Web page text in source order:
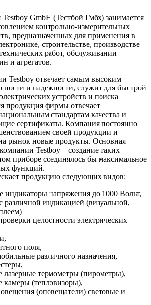
GmbH (Тестбой Гмбх) занимается
контрольно-измерительных
предназначенных для применения в
строительстве, производстве
работ, обслуживании
и агрегатов.
Testboy отвечает самым высоким
и надежности, служит для быстрой
устройств и поиска
продукция фирмы отвечает
стандартам качества и
сертификаты. Компания постоянно
своей продукции и
рынок новые продукты. Основная
Testboy – создание таких
приборе соединялось бы максимальное
функций.
продукцию следующих видов:
индикаторы напряжения до 1000 Вольт,
различной индикацией (визуальной,
целостности электрических
поля,
различного назначения,
лазерные термометры (пирометры),
камеры (тепловизоры),
(оповещатели) световые и